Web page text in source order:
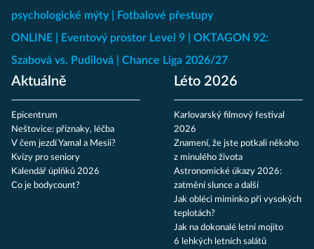
psychologické mýty
Fotbalové přestupy
ONLINE
Eventový prostor Level 9
OKTAGON 92:
Szabová vs. Pudilová
Chance Liga 2026/27
Aktuálně
Epicentrum
Neštovice: příznaky, léčba
V čem jezdí Yamal a Mesii?
Kvízy pro seniory
Kalendář úplňků 2026
Co je bodycount?
Léto 2026
Karlovarský filmový festival
2026
Znamení, že jste potkali někoho
z minulého života
Astronomické úkazy 2026:
zatmění slunce a další
Jak obléci miminko při vysokých
teplotách?
Jak na dokonalé letní mojito
6 lehkých letních salátů